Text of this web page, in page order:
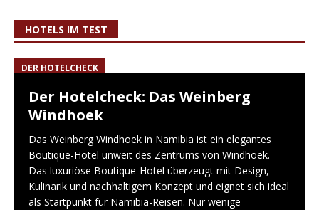
HOTELS IM TEST
DER HOTELCHECK
Der Hotelcheck: Das Weinberg
Windhoek
Das Weinberg Windhoek in Namibia ist ein elegantes
Boutique-Hotel unweit des Zentrums von Windhoek.
Das luxuriöse Boutique-Hotel überzeugt mit Design,
Kulinarik und nachhaltigem Konzept und eignet sich ideal
als Startpunkt für Namibia-Reisen. Nur wenige